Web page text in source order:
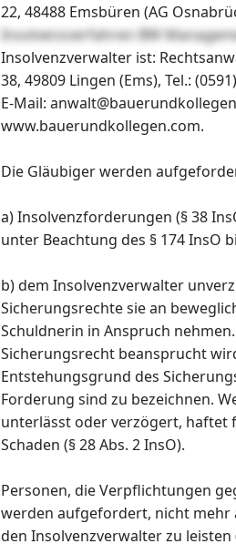
22, 48488 Emsbüren (AG
Insolvenzverfahren BW
Insolvenzverwalter ist:
38, 49809 Lingen (Ems), Tel.:
E-Mail:
www.bauerundkollegen.com.
Die Gläubiger werden
a) Insolvenzforderungen (§ 38
unter Beachtung des § 174 InsO
b) dem Insolvenzverwalter
Sicherungsrechte sie an
Schuldnerin in Anspruch
Sicherungsrecht beansprucht
Entstehungsgrund des
Forderung sind zu bezeichnen.
unterlässt oder verzögert, haftet
Schaden (§ 28 Abs. 2 InsO).
Personen, die Verpflichtungen
werden aufgefordert, nicht mehr
den Insolvenzverwalter zu leisten